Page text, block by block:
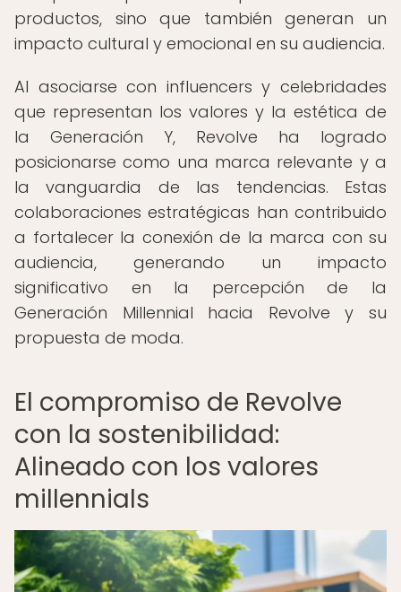
productos, sino que también generan un
impacto cultural y emocional en su audiencia.
Al asociarse con influencers y celebridades
que representan los valores y la estética de
la Generación Y, Revolve ha logrado
posicionarse como una marca relevante y a
la vanguardia de las tendencias. Estas
colaboraciones estratégicas han contribuido
a fortalecer la conexión de la marca con su
audiencia, generando un impacto
significativo en la percepción de la
Generación Millennial hacia Revolve y su
propuesta de moda.
El compromiso de Revolve
con la sostenibilidad:
Alineado con los valores
millennials